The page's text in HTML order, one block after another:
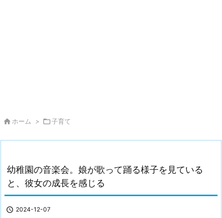
 ホーム > 子育て
幼稚園の音楽会。娘が歌って踊る様子を見ている
と、彼女の成長を感じる
 2024-12-07